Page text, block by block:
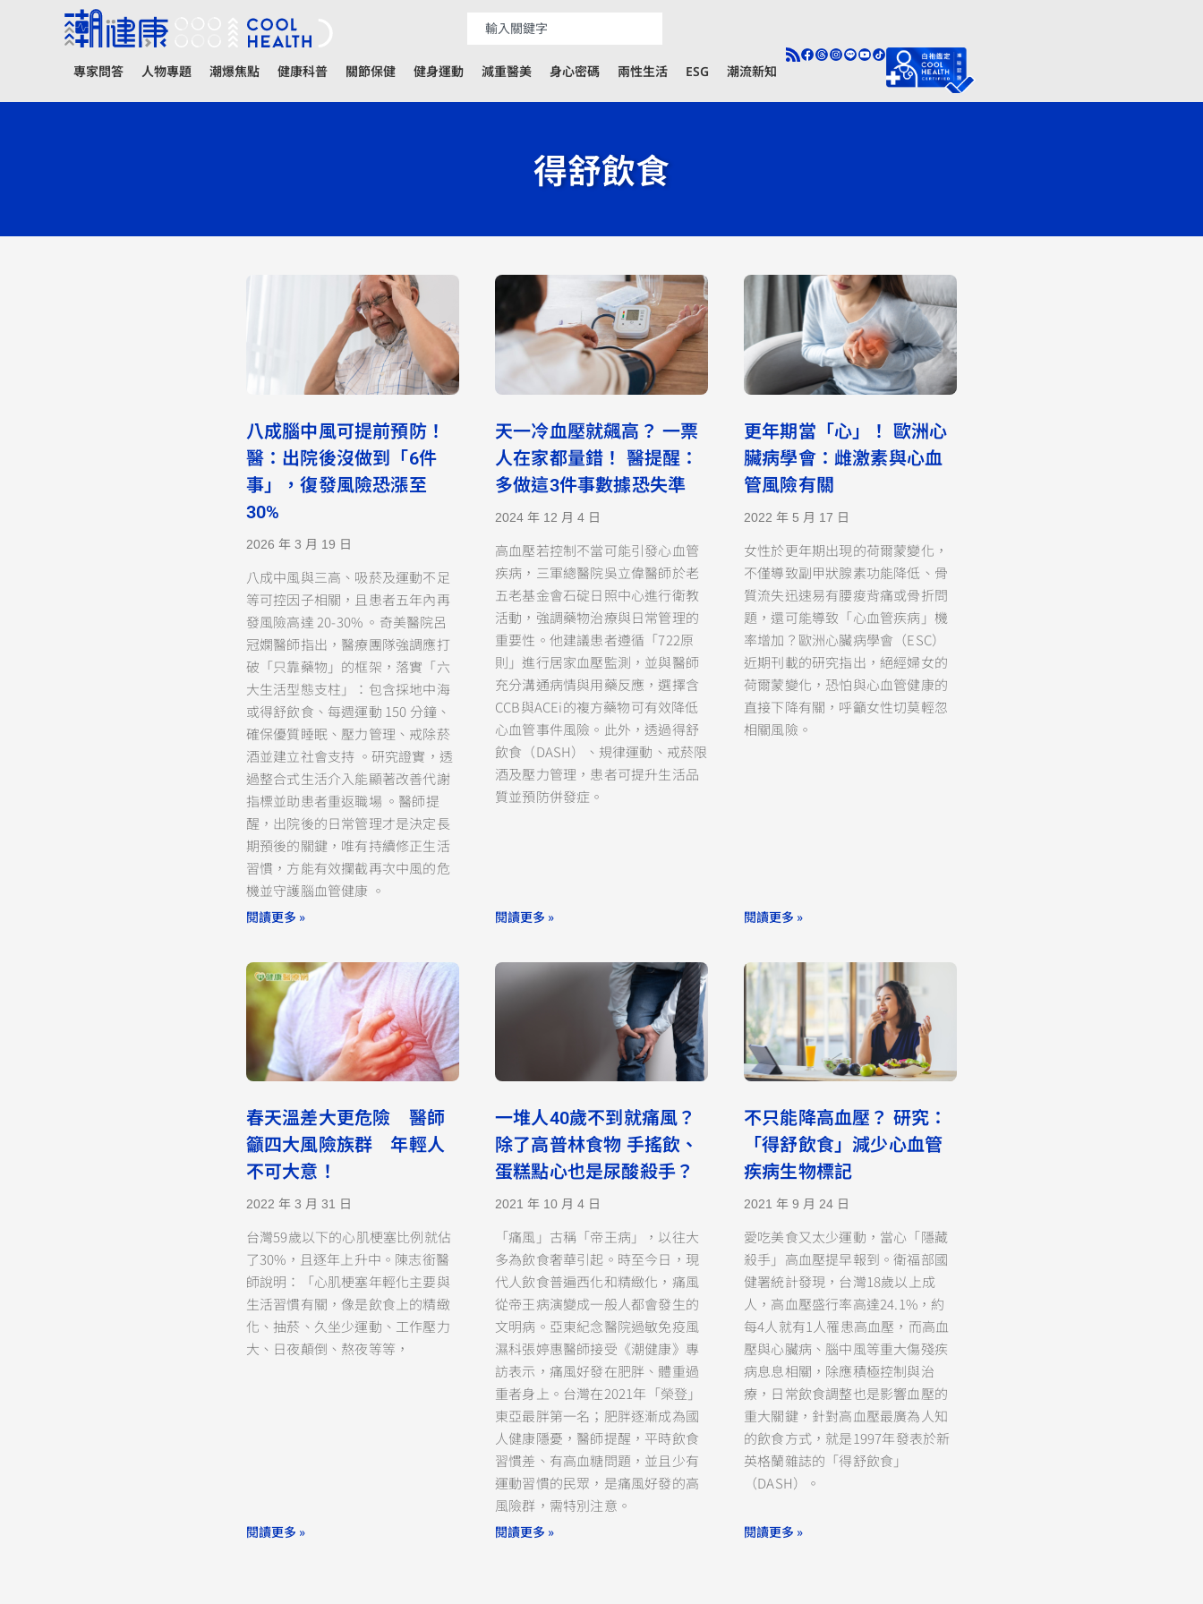
專家問答 人物專題 潮爆焦點 健康科普 關節保健 健身運動 減重醫美 身心密碼 兩性生活 ESG 潮流新知
得舒飲食
八成腦中風可提前預防！
醫：出院後沒做到「6件
事」，復發風險恐漲至
30%
2026 年 3 月 19 日
八成中風與三高、吸菸及運動不足
等可控因子相關，且患者五年內再
發風險高達 20-30% 。奇美醫院呂
冠嫻醫師指出，醫療團隊強調應打
破「只靠藥物」的框架，落實「六
大生活型態支柱」：包含採地中海
或得舒飲食、每週運動 150 分鐘、
確保優質睡眠、壓力管理、戒除菸
酒並建立社會支持 。研究證實，透
過整合式生活介入能顯著改善代謝
指標並助患者重返職場 。醫師提
醒，出院後的日常管理才是決定長
期預後的關鍵，唯有持續修正生活
習慣，方能有效攔截再次中風的危
機並守護腦血管健康 。
閱讀更多 »
天一冷血壓就飆高？ 一票
人在家都量錯！ 醫提醒：
多做這3件事數據恐失準
2024 年 12 月 4 日
高血壓若控制不當可能引發心血管
疾病，三軍總醫院吳立偉醫師於老
五老基金會石碇日照中心進行衛教
活動，強調藥物治療與日常管理的
重要性。他建議患者遵循「722原
則」進行居家血壓監測，並與醫師
充分溝通病情與用藥反應，選擇含
CCB與ACEi的複方藥物可有效降低
心血管事件風險。此外，透過得舒
飲食（DASH）、規律運動、戒菸限
酒及壓力管理，患者可提升生活品
質並預防併發症。
閱讀更多 »
更年期當「心」！ 歐洲心
臟病學會：雌激素與心血
管風險有關
2022 年 5 月 17 日
女性於更年期出現的荷爾蒙變化，
不僅導致副甲狀腺素功能降低、骨
質流失迅速易有腰痠背痛或骨折問
題，還可能導致「心血管疾病」機
率增加？歐洲心臟病學會（ESC）
近期刊載的研究指出，絕經婦女的
荷爾蒙變化，恐怕與心血管健康的
直接下降有關，呼籲女性切莫輕忽
相關風險。
閱讀更多 »
春天溫差大更危險 醫師
籲四大風險族群 年輕人
不可大意！
2022 年 3 月 31 日
台灣59歲以下的心肌梗塞比例就佔
了30%，且逐年上升中。陳志銜醫
師說明：「心肌梗塞年輕化主要與
生活習慣有關，像是飲食上的精緻
化、抽菸、久坐少運動、工作壓力
大、日夜顛倒、熬夜等等，
閱讀更多 »
一堆人40歲不到就痛風？
除了高普林食物 手搖飲、
蛋糕點心也是尿酸殺手？
2021 年 10 月 4 日
「痛風」古稱「帝王病」，以往大
多為飲食奢華引起。時至今日，現
代人飲食普遍西化和精緻化，痛風
從帝王病演變成一般人都會發生的
文明病。亞東紀念醫院過敏免疫風
濕科張婷惠醫師接受《潮健康》專
訪表示，痛風好發在肥胖、體重過
重者身上。台灣在2021年「榮登」
東亞最胖第一名；肥胖逐漸成為國
人健康隱憂，醫師提醒，平時飲食
習慣差、有高血糖問題，並且少有
運動習慣的民眾，是痛風好發的高
風險群，需特別注意。
閱讀更多 »
不只能降高血壓？ 研究：
「得舒飲食」減少心血管
疾病生物標記
2021 年 9 月 24 日
愛吃美食又太少運動，當心「隱藏
殺手」高血壓提早報到。衛福部國
健署統計發現，台灣18歲以上成
人，高血壓盛行率高達24.1%，約
每4人就有1人罹患高血壓，而高血
壓與心臟病、腦中風等重大傷殘疾
病息息相關，除應積極控制與治
療，日常飲食調整也是影響血壓的
重大關鍵，針對高血壓最廣為人知
的飲食方式，就是1997年發表於新
英格蘭雜誌的「得舒飲食」
（DASH）。
閱讀更多 »